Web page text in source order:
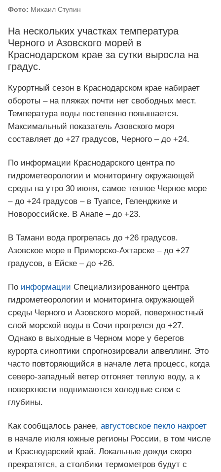
Фото: Михаил Ступин
На нескольких участках температура
Черного и Азовского морей в
Краснодарском крае за сутки выросла на
градус.
Курортный сезон в Краснодарском крае набирает
обороты – на пляжах почти нет свободных мест.
Температура воды постепенно повышается.
Максимальный показатель Азовского моря
составляет до +27 градусов, Черного – до +24.
По информации Краснодарского центра по
гидрометеорологии и мониторингу окружающей
среды на утро 30 июня, самое теплое Черное море
– до +24 градусов – в Туапсе, Геленджике и
Новороссийске. В Анапе – до +23.
В Тамани вода прогрелась до +26 градусов.
Азовское море в Приморско-Ахтарске – до +27
градусов, в Ейске – до +26.
По информации Специализированного центра
гидрометеорологии и мониторинга окружающей
среды Черного и Азовского морей, поверхностный
слой морской воды в Сочи прогрелся до +27.
Однако в выходные в Черном море у берегов
курорта синоптики спрогнозировали апвеллинг. Это
часто повторяющийся в начале лета процесс, когда
северо-западный ветер отгоняет теплую воду, а к
поверхности поднимаются холодные слои с
глубины.
Как сообщалось ранее, августовское пекло накроет
в начале июля южные регионы России, в том числе
и Краснодарский край. Локальные дожди скоро
прекратятся, а столбики термометров будут с